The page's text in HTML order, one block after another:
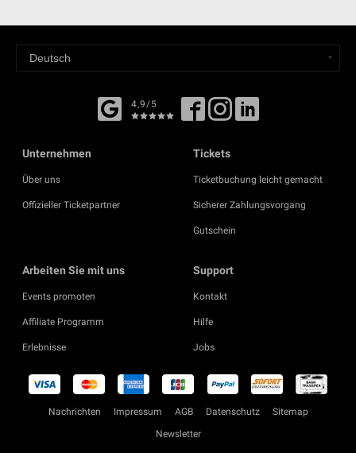
4,9/5
Unternehmen
Über uns
Offizieller Ticketpartner
Tickets
Ticketbuchung leicht gemacht
Sicherer Zahlungsvorgang
Gutschein
Arbeiten Sie mit uns
Events promoten
Affiliate Programm
Erlebnisse
Support
Kontakt
Hilfe
Jobs
Nachrichten Impressum AGB Datenschutz
Sitemap
Newsletter